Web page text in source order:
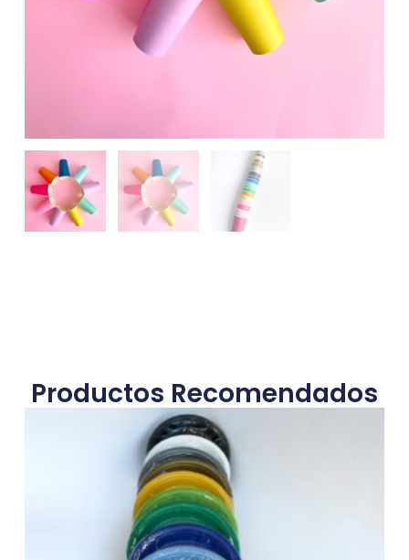
Productos Recomendados